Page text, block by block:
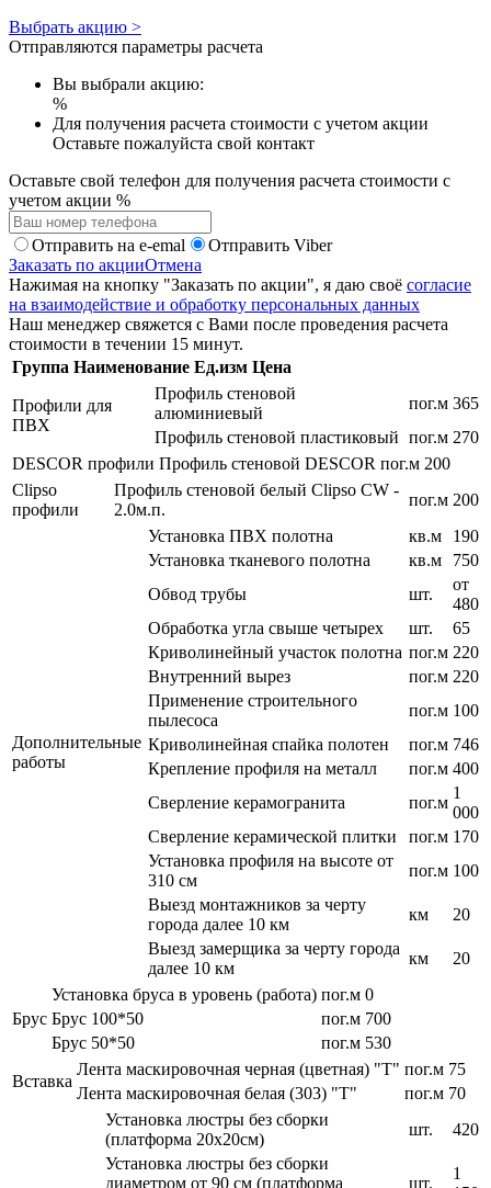
Выбрать акцию >
Отправляются параметры расчета
Вы выбрали акцию:
%
Для получения расчета стоимости с учетом акции
Оставьте пожалуйста свой контакт
Оставьте свой телефон для получения расчета стоимости с
учетом акции %
Отправить на e-emal
Отправить Viber
Заказать по акцииОтмена
Нажимая на кнопку "Заказать по акции", я даю своё согласие
на взаимодействие и обработку персональных данных
Наш менеджер свяжется с Вами после проведения расчета
стоимости в течении 15 минут.
Группа Наименование Ед.изм Цена
Профили для
ПВХ
Профиль стеновой
алюминиевый
пог.м 365
Профиль стеновой пластиковый пог.м 270
DESCOR профили Профиль стеновой DESCOR пог.м 200
Clipso
профили
Профиль стеновой белый Clipso CW -
2.0м.п.
пог.м 200
Дополнительные
работы
Установка ПВХ полотна кв.м
190
Установка тканевого полотна
кв.м
750
Обвод трубы
шт.
от
480
Обработка угла свыше четырех
шт.
65
Криволинейный участок полотна пог.м 220
Внутренний вырез
пог.м 220
Применение строительного
пылесоса
пог.м 100
Криволинейная спайка полотен
пог.м 746
Крепление профиля на металл
пог.м 400
Сверление керамогранита
пог.м
1
000
Сверление керамической плитки
пог.м 170
Установка профиля на высоте от
310 см
пог.м 100
Выезд монтажников за черту
города далее 10 км
км
20
Выезд замерщика за черту города
далее 10 км
км 20
Брус
Установка бруса в уровень (работа) пог.м 0
Брус 100*50
пог.м 700
Брус 50*50
пог.м 530
Вставка
Лента маскировочная черная (цветная) "T" пог.м 75
Лента маскировочная белая (303) "T"
пог.м 70
Установка люстры без сборки
(платформа 20х20см)
шт.
420
Установка люстры без сборки
диаметром от 90 см (платформа
шт.
1